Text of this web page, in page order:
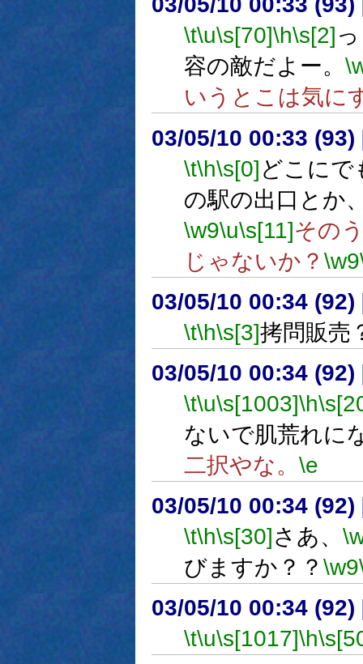
\t\u\s[70]\h\s[2]
容の敵だよー。
いうとこは気に
03/05/10 00:33 (93)
\t\h\s[0]どこにで
の駅の出口とか
\w9\u\s[11]その
じゃないか？ \w9
03/05/10 00:34 (92)
\t\h\s[3]拷問販売
03/05/10 00:34 (92)
\t\u\s[1003]\h
ないで肌荒れに
二択やな。 \e
03/05/10 00:34 (92)
\t\h\s[30]さあ、
びますか？？ \w9
03/05/10 00:34 (92)
\t\u\s[1017]\h